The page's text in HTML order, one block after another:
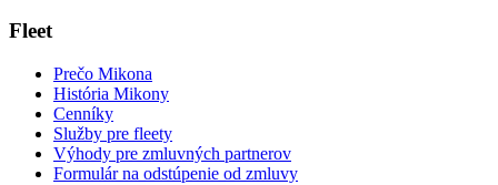
Fleet
Prečo Mikona
História Mikony
Cenníky
Služby pre fleety
Výhody pre zmluvných partnerov
Formulár na odstúpenie od zmluvy